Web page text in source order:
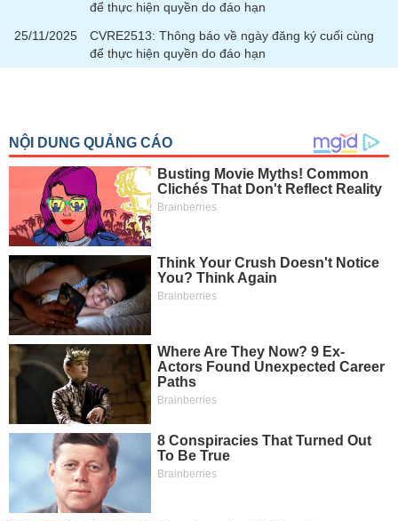
để thực hiện quyền do đáo hạn
25/11/2025
CVRE2513: Thông báo về ngày đăng ký cuối cùng
để thực hiện quyền do đáo hạn
tư
Truyền
thông
tài
chính
Dữ